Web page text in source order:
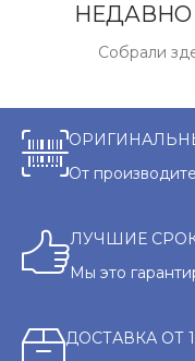
Собрали
От
ЛУЧШИЕ
Мы это
ДОСТАВКА ОТ